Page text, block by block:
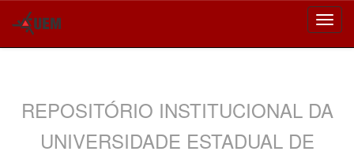
REPOSITÓRIO INSTITUCIONAL DA
UNIVERSIDADE ESTADUAL DE